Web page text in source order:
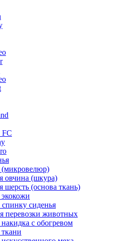
FC
(микровелюр)
овчина (шкура)
шерсть (основа ткань)
сиденья
перевозки животных
с обогревом